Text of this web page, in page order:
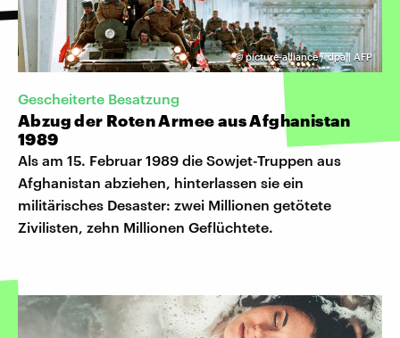
©picture-alliance / dpa | AFP
Gescheiterte Besatzung
Abzug der Roten Armee aus Afghanistan
1989
Als am 15. Februar 1989 die Sowjet-Truppen aus
Afghanistan abziehen, hinterlassen sie ein
militärisches Desaster: zwei Millionen getötete
Zivilisten, zehn Millionen Geflüchtete.